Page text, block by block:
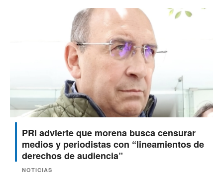
PRI advierte que morena busca censurar
medios y periodistas con “lineamientos de
derechos de audiencia”
NOTICIAS